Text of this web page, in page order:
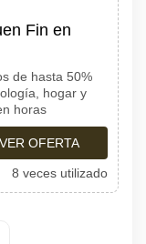
Fin en
de hasta 50%
hogar y
horas
VER OFERTA
8 veces utilizado